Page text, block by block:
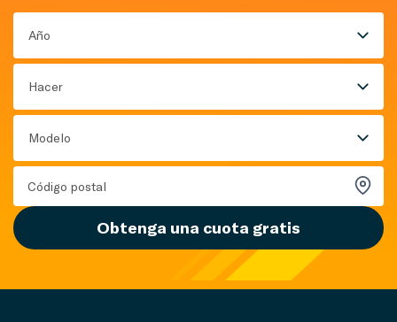
Año
Hacer
Modelo
Obtenga una cuota gratis